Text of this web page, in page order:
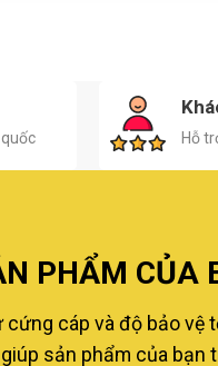
Hỗ
PHẨM CỦA
cáp và độ bảo vệ
sản phẩm của bạn